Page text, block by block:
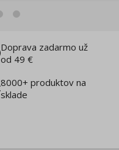
Doprava zadarmo už
od 49 €
8000+ produktov na
sklade